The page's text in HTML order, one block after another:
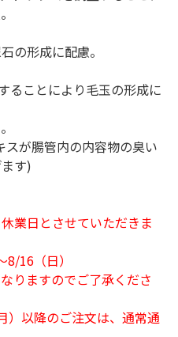
の形成に配慮。
ることにより毛玉の形成に
スが腸管内の内容物の臭い
す)
業日とさせていただきま
16（日）
りますのでご了承くださ
）以降のご注文は、通常通